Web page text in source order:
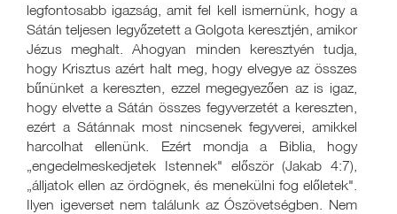
legfontosabb igazság, amit fel kell ismernünk, hogy a
Sátán teljesen legyőzetett a Golgota keresztjén, amikor
Jézus meghalt. Ahogyan minden keresztyén tudja,
hogy Krisztus azért halt meg, hogy elvegye az összes
bűnünket a kereszten, ezzel megegyezően az is igaz,
hogy elvette a Sátán összes fegyverzetét a kereszten,
ezért a Sátánnak most nincsenek fegyverei, amikkel
harcolhat ellenünk. Ezért mondja a Biblia, hogy
„engedelmeskedjetek Istennek" először (Jakab 4:7),
„álljatok ellen az ördögnek, és menekülni fog előletek".
Ilyen igeverset nem találunk az Ószövetségben. Nem